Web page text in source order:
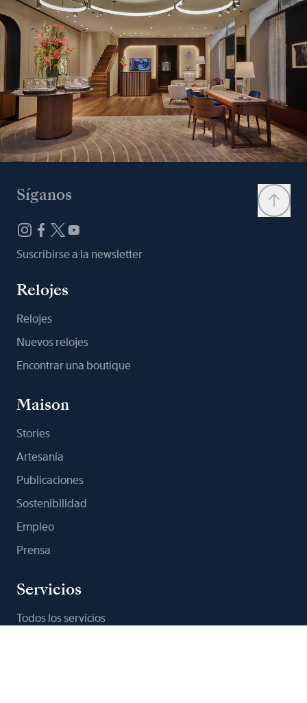
Síganos
Suscribirse a la newsletter
Relojes
Relojes
Nuevos relojes
Encontrar una boutique
Maison
Stories
Artesanía
Publicaciones
Sostenibilidad
Empleo
Prensa
Servicios
Todos los servicios